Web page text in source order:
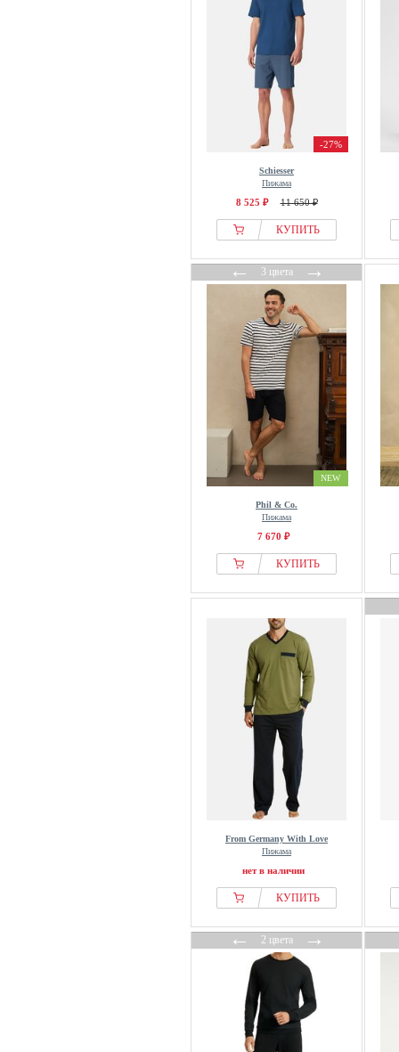
-27%
Schiesser
Пижама
8 525 ₽ 11 650 ₽
КУПИТЬ
←3 цвета→
NEW
Phil & Co.
Пижама
7 670 ₽
КУПИТЬ
From Germany With Love
Пижама
нет в наличии
КУПИТЬ
←2 цвета→